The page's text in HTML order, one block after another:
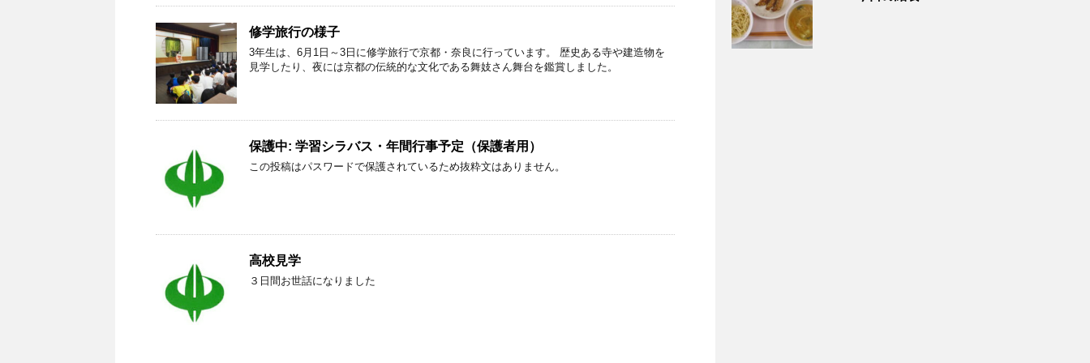
修学旅行の様子
3年生は、6月1日～3日に修学旅行で京都・奈良に行っています。 歴史ある寺や建造物を
見学したり、夜には京都の伝統的な文化である舞妓さん舞台を鑑賞しました。
保護中: 学習シラバス・年間行事予定（保護者用）
この投稿はパスワードで保護されているため抜粋文はありません。
高校見学
３日間お世話になりました